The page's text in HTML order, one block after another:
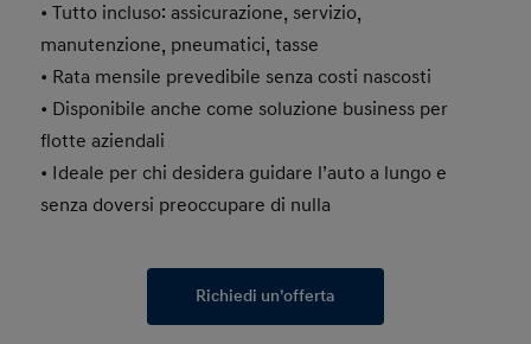
• Tutto incluso: assicurazione, servizio,
manutenzione, pneumatici, tasse
• Rata mensile prevedibile senza costi nascosti
• Disponibile anche come soluzione business per
flotte aziendali
• Ideale per chi desidera guidare l’auto a lungo e
senza doversi preoccupare di nulla
Richiedi un’offerta